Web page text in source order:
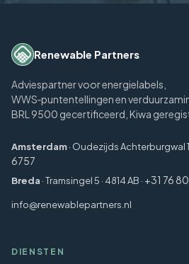
Renewable Partners
Adviespartner voor energielabels,
WWS‑puntentellingen en
BRL 9500 gecertificeerd, Kiwa
Amsterdam· Oudezijds Achterburgwal
6757
Breda · Tramsingel 5 · 4814 AB · +31 76
info@renewablepartners.nl
DIENSTEN